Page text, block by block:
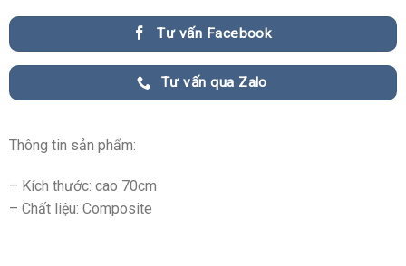
Tư vấn Facebook
Tư vấn qua Zalo
Thông tin sản phẩm:
– Kích thước: cao 70cm
– Chất liệu: Composite